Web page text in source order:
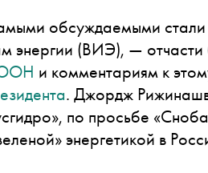
обсуждаемыми
энергии (ВИЭ), — отчасти
ООН и комментариям к
. Джордж
по просьбе
энергетикой в